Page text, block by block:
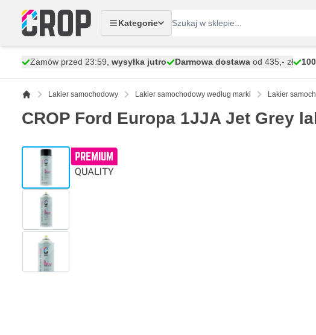
Kategorie
Zamów przed 23:59, wysyłka jutro Darmowa dostawa od 435,- zł
Lakier samochodowy Lakier samochodowy według marki Lakier
CROP Ford Europa 1JJA Jet Grey
View larger image
View larger image
View larger image